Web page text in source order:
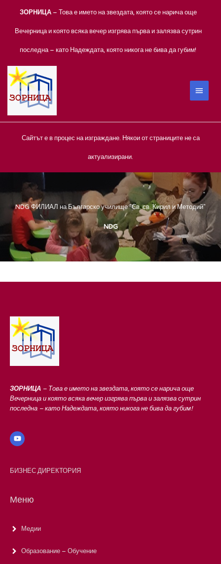
ЗОРНИЦА– Това е името на звездата, която се нарича още
Вечерница и която всяка вечер изгрява първа и залязва сутрин
последна – като Надеждата, която никога не бива да губим!
MAIN
Сайтът е в процес на изграждане. Някои от страниците не са
актуализирани.
NDG ФИЛИАЛ на Българско училище "Св. св. Кирил и Методий"
NDG
ЗОРНИЦА – Това е името на звездата, която се нарича още
Вечерница и която всяка вечер изгрява първа и залязва сутрин
последна – като Надеждата, която никога не бива да губим!
БИЗНЕС ДИРЕКТОРИЯ
Меню
Медии
Образование – Обучение